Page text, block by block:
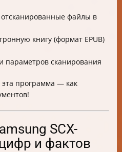
отсканированные файлы в
книгу (формат EPUB)
параметров сканирования
эта программа — как
SCX-
и фактов